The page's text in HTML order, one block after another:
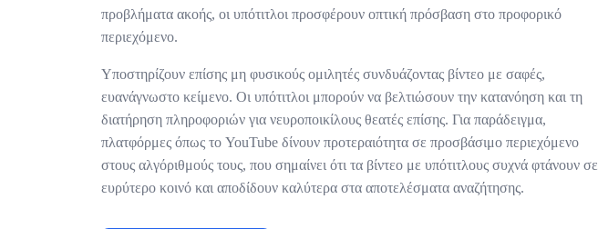
προβλήματα ακοής, οι υπότιτλοι προσφέρουν οπτική πρόσβαση στο προφορικό
περιεχόμενο.
Υποστηρίζουν επίσης μη φυσικούς ομιλητές συνδυάζοντας βίντεο με σαφές,
ευανάγνωστο κείμενο. Οι υπότιτλοι μπορούν να βελτιώσουν την κατανόηση και τη
διατήρηση πληροφοριών για νευροποικίλους θεατές επίσης. Για παράδειγμα,
πλατφόρμες όπως το YouTube δίνουν προτεραιότητα σε προσβάσιμο περιεχόμενο
στους αλγόριθμούς τους, που σημαίνει ότι τα βίντεο με υπότιτλους συχνά φτάνουν σε
ευρύτερο κοινό και αποδίδουν καλύτερα στα αποτελέσματα αναζήτησης.